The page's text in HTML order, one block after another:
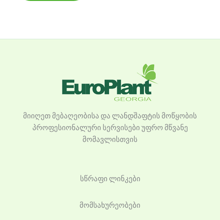
მიიღეთ მებაღეობისა და ლანდშაფტის მოწყობის
პროფესიონალური სერვისები უფრო მწვანე
მომავლისთვის
სწრაფი ლინკები
მომსახურეობები